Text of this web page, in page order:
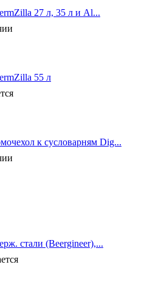
27 л, 35 л и Al...
55 л
к сусловарням Dig...
стали (Beergineer),...